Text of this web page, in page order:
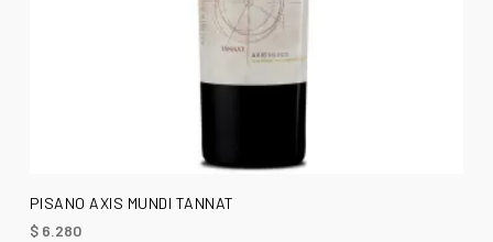
AÑADIR AL CARRITO
PISANO AXIS MUNDI TANNAT
$6.280